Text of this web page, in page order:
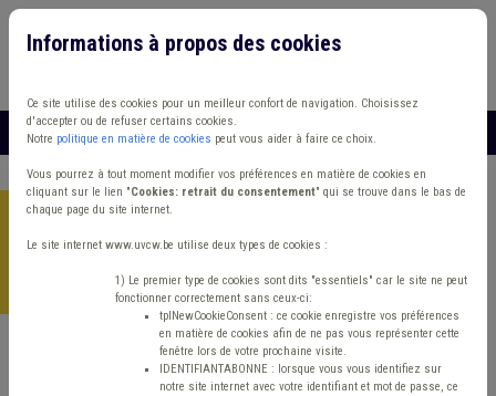
Accueil >Environnement
outils destinée à accompagner les communes souhaitant se
arbres et des haies
Environnement
Informations à propos des cookies
Ce site utilise des cookies pour un meilleur confort de navigation. Choisissez
d'accepter ou de refuser certains cookies.
Notre politique en matière de cookies peut vous aider à faire ce choix.
Vous pourrez à tout moment modifier vos préférences en matière de cookies en
cliquant sur le lien "Cookies: retrait du consentement" qui se trouve dans le bas de
chaque page du site internet.
Le site internet www.uvcw.be utilise deux types de cookies :
1) Le premier type de cookies sont dits "essentiels" car le site ne peut
fonctionner correctement sans ceux-ci:
tplNewCookieConsent : ce cookie enregistre vos préférences
en matière de cookies afin de ne pas vous représenter cette
fenêtre lors de votre prochaine visite.
IDENTIFIANTABONNE : lorsque vous vous identifiez sur
notre site internet avec votre identifiant et mot de passe, ce